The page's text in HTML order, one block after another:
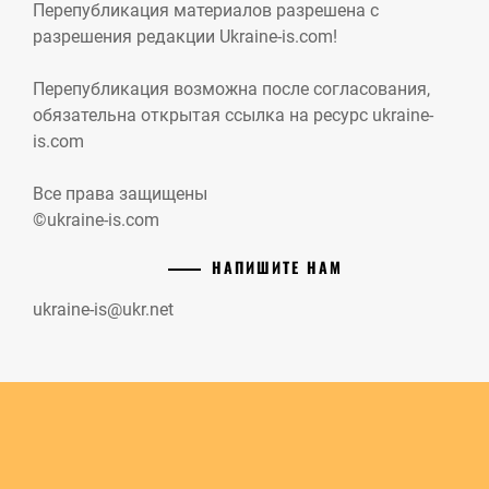
Перепубликация материалов разрешена с
разрешения редакции Ukraine-is.com!
Перепубликация возможна после согласования,
обязательна открытая ссылка на ресурс ukraine-
is.com
Все права защищены
©ukraine-is.com
НАПИШИТЕ НАМ
ukraine-is@ukr.net